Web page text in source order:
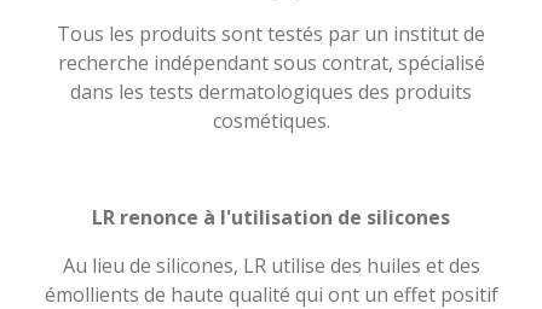
Tous les produits sont testés par un institut de
recherche indépendant sous contrat, spécialisé
dans les tests dermatologiques des produits
cosmétiques.
LR renonce à l'utilisation de silicones
Au lieu de silicones, LR utilise des huiles et des
émollients de haute qualité qui ont un effet positif